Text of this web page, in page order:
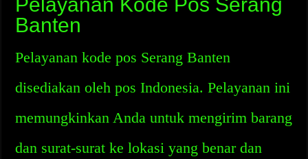
Banten
Pelayanan kode pos Serang Banten
disediakan oleh pos Indonesia. Pelayanan ini
memungkinkan Anda untuk mengirim barang
dan surat-surat ke lokasi yang benar dan